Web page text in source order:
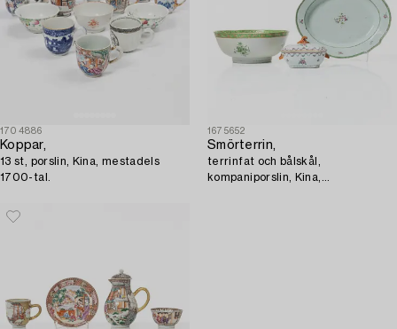
1704886
Koppar,
13 st, porslin, Kina, mestadels
1700-tal.
1675652
Smörterrin,
terrinfat och bålskål,
kompaniporslin, Kina,